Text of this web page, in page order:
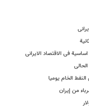
فی الاقتصاد الایرانی
الخام یومیا